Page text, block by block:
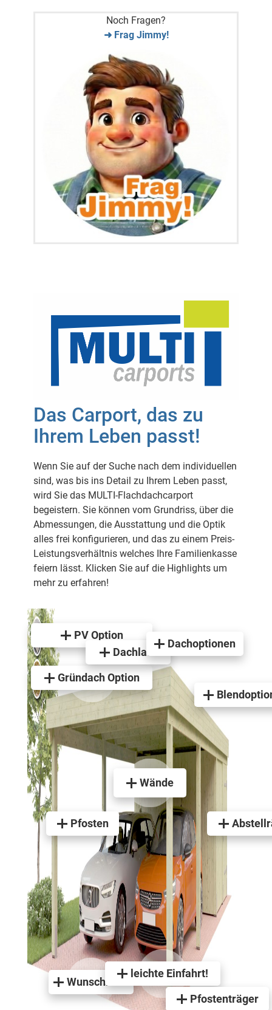
Noch Fragen?
➜ Frag Jimmy!
Das Carport, das zu
Ihrem Leben passt!
Wenn Sie auf der Suche nach dem individuellen
sind, was bis ins Detail zu Ihrem Leben passt,
wird Sie das MULTI-Flachdachcarport
begeistern. Sie können vom Grundriss, über die
Abmessungen, die Ausstattung und die Optik
alles frei konfigurieren, und das zu einem Preis-
Leistungsverhältnis welches Ihre Familienkasse
feiern lässt. Klicken Sie auf die Highlights um
mehr zu erfahren!
PV Option
Gründach Option
Dachlast
Dachoptionen
Pfosten
Wunschmaß
Wände
leichte Einfahrt!
Pfostenträger